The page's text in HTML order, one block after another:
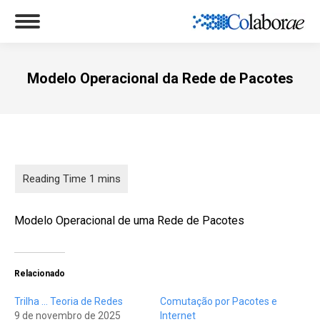
Modelo Operacional da Rede de Pacotes
Modelo Operacional de uma Rede de Pacotes
Relacionado
Trilha … Teoria de Redes
9 de novembro de 2025
Comutação por Pacotes e
Internet